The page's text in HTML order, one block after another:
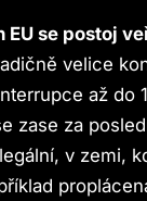
EU se postoj
velice
až do
zase za
v zemi,